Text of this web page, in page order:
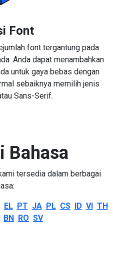
Font
font tergantung pada
Anda dapat menambahkan
untuk gaya bebas dengan
sebaiknya memilih jenis
Sans-Serif.
Bahasa
tersedia dalam berbagai
EL PT JA PL CS ID VI TH
BN RO SV